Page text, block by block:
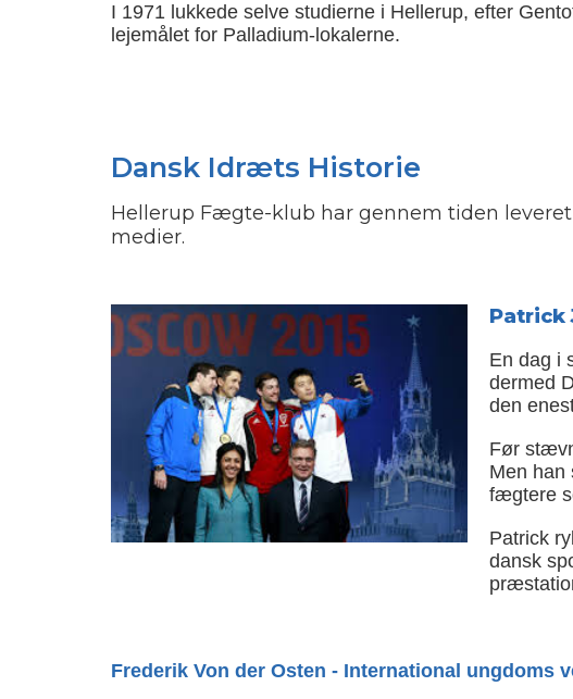
I 1971 lukkede selve studierne i Hellerup, efter
lejemålet for Palladium-lokalerne.
Dansk Idræts Historie
Hellerup Fægte-klub har gennem tiden
medier.
Patrick
En dag i
dermed
den
Før
Men han
fægtere
Patrick
dansk
Frederik Von der Osten - International ungdoms